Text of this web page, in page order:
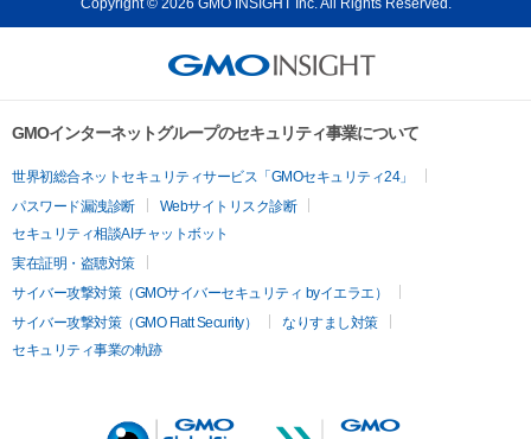
Copyright © 2026 GMO INSIGHT Inc. All Rights Reserved.
GMOインターネットグループのセキュリティ事業について
世界初総合ネットセキュリティサービス「GMOセキュリティ24」
パスワード漏洩診断
Webサイトリスク診断
セキュリティ相談AIチャットボット
実在証明・盗聴対策
サイバー攻撃対策（GMOサイバーセキュリティ byイエラエ）
サイバー攻撃対策（GMO Flatt Security）
なりすまし対策
セキュリティ事業の軌跡